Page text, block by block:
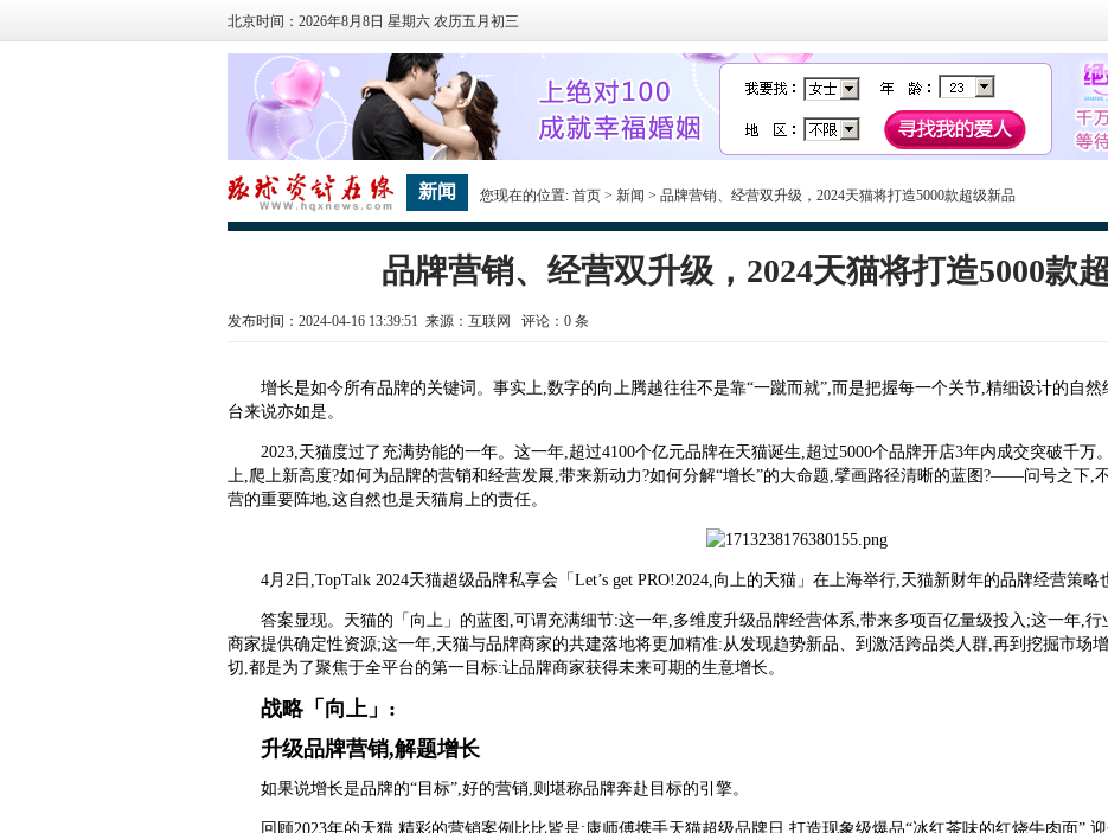
北京时间：2026年8月8日 星期六 农历五月初三
新闻 您现在的位置:首页 >新闻 > 品牌营销、经营双升级，2024天猫将打造5000款超级新品
品牌营销、经营双升级，2024天猫将打造5000款
发布时间：2024-04-16 13:39:51 来源：互联网 评论： 0 条
增长是如今所有品牌的关键词。事实上,数字的向上腾越往往不是靠“一蹴而就”,而是把握每一个关节,精细设计的自
台来说亦如是。
2023,天猫度过了充满势能的一年。这一年,超过4100个亿元品牌在天猫诞生,超过5000个品牌开店3年内成交突破千万
上,爬上新高度?如何为品牌的营销和经营发展,带来新动力?如何分解“增长”的大命题,擘画路径清晰的蓝图?——问号之下,
营的重要阵地,这自然也是天猫肩上的责任。
4月2日,TopTalk 2024天猫超级品牌私享会「Let’s get PRO!2024,向上的天猫」在上海举行,天猫新财年的品牌经营策略
答案显现。天猫的「向上」的蓝图,可谓充满细节:这一年,多维度升级品牌经营体系,带来多项百亿量级投入;这一年,
商家提供确定性资源;这一年,天猫与品牌商家的共建落地将更加精准:从发现趋势新品、到激活跨品类人群,再到挖掘市
切,都是为了聚焦于全平台的第一目标:让品牌商家获得未来可期的生意增长。
战略「 向上 」 :
升级品牌营销,解题增长
如果说增长是品牌的“目标”,好的营销,则堪称品牌奔赴目标的引擎。
回顾2023年的天猫,精彩的营销案例比比皆是:康师傅携手天猫超级品牌日,打造现象级爆品“冰红茶味的红烧牛肉面”,